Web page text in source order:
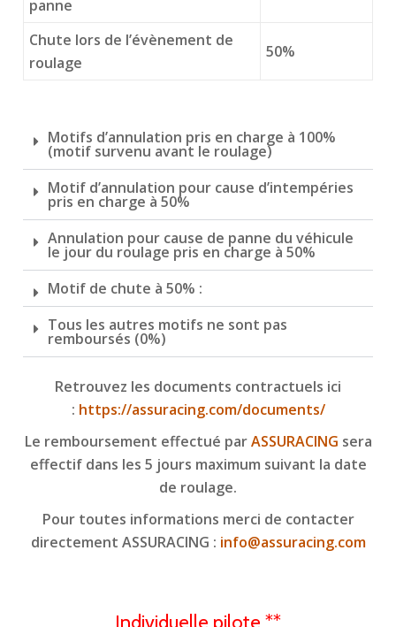
panne
Chute lors de l’évènement de
roulage
50%
Motifs d’annulation pris en charge à 100%
(motif survenu avant le roulage)
Motif d’annulation pour cause d’intempéries
pris en charge à 50%
Annulation pour cause de panne du véhicule
le jour du roulage pris en charge à 50%
Motif de chute à 50% :
Tous les autres motifs ne sont pas
remboursés (0%)
Retrouvez les documents contractuels ici
: https://assuracing.com/documents/
Le remboursement effectué parASSURACING sera
effectif dans les 5 jours maximum suivant la date
de roulage.
Pour toutes informations merci de contacter
directement ASSURACING : info@assuracing.com